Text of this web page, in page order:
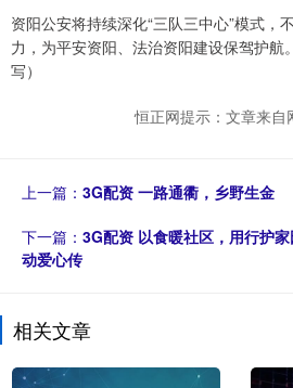
资阳公安将持续深化“三队三中心”模式，
力，为平安资阳、法治资阳建设保驾护航
写）
恒正网提示：文章来自
上一篇： 3G配资 一路通衢，乡野生金
下一篇： 3G配资 以食暖社区，用行护
动爱心传
相关文章